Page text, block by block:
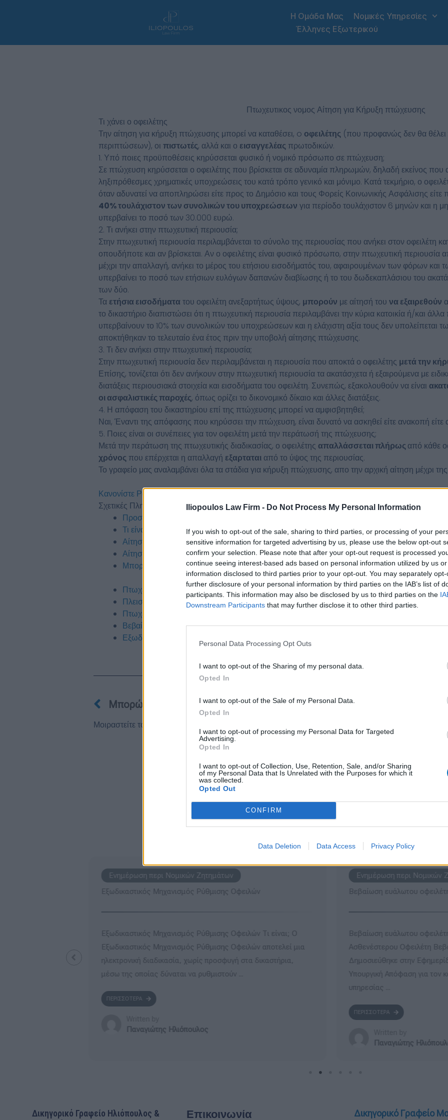
Iliopoulos Law Firm - Do Not Process My Personal Information
If you wish to opt-out of the sale, sharing to third parties, or processing of your
sensitive information for targeted advertising by us, please use the below opt-out
confirm your selection. Please note that after your opt-out request is processed
continue seeing interest-based ads based on personal information utilized by us
information disclosed to third parties prior to your opt-out. You may separately
further disclosure of your personal information by third parties on the IAB’s list of
participants. This information may also be disclosed by us to third parties on the
Downstream Participants that may further disclose it to other third parties.
Personal Data Processing Opt Outs
I want to opt-out of the Sharing of my personal data.
Opted In
I want to opt-out of the Sale of my Personal Data.
Opted In
I want to opt-out of processing my Personal Data for Targeted
Advertising.
Opted In
I want to opt-out of Collection, Use, Retention, Sale, and/or Sharing
of my Personal Data that Is Unrelated with the Purposes for which it
was collected.
Opted Out
CONFIRM
Data Deletion Data Access Privacy Policy
Η Ομάδα Μας Νομικές Υπηρεσίες
Έλληνες Εξωτερικού
Πτωχευτικος νομος Αίτηση για Κήρυξη πτώχευσης
Τι χάνει ο οφειλέτης
Την αίτηση για κήρυξη πτώχευσης μπορεί να καταθέσει, o οφειλέτης (που προφανώς δεν θα θέλει
περιπτώσεων), οι πιστωτές, αλλά και ο εισαγγελέας πρωτοδικών.
1. Υπό ποιες προϋποθέσεις κηρύσσεται φυσικό ή νομικό πρόσωπο σε πτώχευση;
Σε πτώχευση κηρύσσεται ο οφειλέτης που βρίσκεται σε αδυναμία πληρωμών, δηλαδή εκείνος που
ληξιπρόθεσμες χρηματικές υποχρεώσεις του κατά τρόπο γενικό και μόνιμο. Κατά τεκμήριο, ο
όταν αδυνατεί να αποπληρώσει είτε προς το Δημόσιο και τους Φορείς Κοινωνικής Ασφάλισης είτε
40% τουλάχιστον των συνολικών του υποχρεώσεων για περίοδο τουλάχιστον 6 μηνών και η
υπερβαίνει το ποσό των 30.000 ευρώ.
2. Τι ανήκει στην πτωχευτική περιουσία;
Στην πτωχευτική περιουσία περιλαμβάνεται το σύνολο της περιουσίας που ανήκει στον οφειλέτη
οπουδήποτε και αν βρίσκεται. Αν ο οφειλέτης είναι φυσικό πρόσωπο, στην πτωχευτική
μέχρι την απαλλαγή, ανήκει το μέρος του ετήσιου εισοδήματός του, αφαιρουμένων των φόρων
υπερβαίνει το ποσό των ετήσιων ευλόγων δαπανών διαβίωσης ή το του δωδεκαπλάσιου του
των δύο.
Τα ετήσια εισοδήματα του οφειλέτη ανεξαρτήτως ύψους, μπορούν με αίτησή του να εξαιρεθούν
το δικαστήριο διαπιστώσει ότι η πτωχευτική περιουσία περιλαμβάνει την κύρια κατοικία ή/και
υπερβαίνουν το 10% των συνολικών του υποχρεώσεων και η ελάχιστη αξία τους δεν υπολείπεται
αποκτήθηκαν το τελευταίο ένα έτος πριν την υποβολή αίτησης πτώχευσης.
3. Τι δεν ανήκει στην πτωχευτική περιουσία;
Στην πτωχευτική περιουσία δεν περιλαμβάνεται η περιουσία που αποκτά ο οφειλέτης μετά την
Επίσης, τονίζεται ότι δεν ανήκουν στην πτωχευτική περιουσία τα ακατάσχετα ή εξαιρούμενα με
διατάξεις περιουσιακά στοιχεία και εισοδήματα του οφειλέτη. Συνεπώς, εξακολουθούν να είναι
οι ασφαλιστικές παροχές, όπως ορίζει το δικονομικό δίκαιο και άλλες διατάξεις.
4. Η απόφαση του δικαστηρίου επί της πτώχευσης μπορεί να αμφισβητηθεί;
Ναι, Έναντι της απόφασης που κηρύσσει την πτώχευση, είναι δυνατό να ασκηθεί είτε ανακοπή είτε
5. Ποιες είναι οι συνέπειες για τον οφειλέτη μετά την περάτωσή της πτώχευσης;
Μετά την περάτωση της πτωχευτικής διαδικασίας, ο οφειλέτης απαλλάσσεται πλήρως από κάθε
χρόνος που επέρχεται η απαλλαγή εξαρταται από το ύψος της περιουσίας.
Το γραφείο μας αναλαμβάνει όλα τα στάδια για κήρυξη πτώχευσης, απο την αρχική αίτηση μέχρι
Κανονίστε Ραντεβού
Σχετικές Πληροφορίες
Προστασία από Κατάσχεση – Τρόποι άμυνας
Τι είναι η διαταγή πληρωμής;
Αίτηση για Εξωδικαστική ρύθμιση οφειλών
Αίτηση για Πτώχευση Μικρού Αντικειμένου
Μπορώ να ενταχθώ στην κατηγορία “Ευάλωτοι Οφειλέτες”;
Πτωχευτικός νομός: αίτηση για Κήρυξη Πτώχευσης
Πλειστηριασμός – Διαδικασία
Πτωχευτικός νόμος για επιχειρησεις
Βεβαίωση ευάλωτου οφειλέτη & Βεβαίωση Οικονομικά Ασθενέστερου Οφειλέτη
Εξωδικαστικός Μηχανισμός Ρύθμισης Οφειλών
Prev
Μπορώ Να Ενταχθώ Στην Κατηγορία «Ευάλωτοι Οφειλέτες»;
Μοιραστείτε το:
Άλλα Νομικά
Ενημέρωση περι Νομικών Ζητημάτων
Βεβαίωση ευάλωτου οφειλέτη
Βεβαίωση ευάλωτου οφειλέτη &Βεβαίωση Οικονομικά
Ασθενέστερου Οφειλέτη Βεβαίωση ευάλωτου οφειλέτη
Δημοσιεύθηκε στην Εφημερίδα της Κυβερνήσεως η Κοινή
Υπουργική Απόφαση για τον καθορισμό της αρμόδιας
Written by
Ενημέρωση περι Νομικών
Πτωχευτικός νόμος για
Πτωχευτικός νόμος για
Δικαίωμα κατάθεσης
Επιχειρήσεις με οφειλές
Μη Εξυπηρετούμενων
Written by
Δικηγορικό Γραφείο Ηλιόπουλος &
Επικοινωνία Δικηγορικό Γραφείο